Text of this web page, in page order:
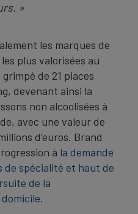
»
les marques de
plus valorisées au
grimpé de 21 places
devenant ainsi la
non alcoolisées à
avec une valeur de
d’euros. Brand
à la demande
de spécialité et haut de
de la